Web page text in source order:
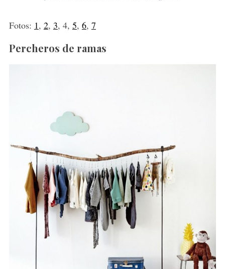
Fotos: 1, 2, 3, 4, 5, 6, 7
Percheros de ramas